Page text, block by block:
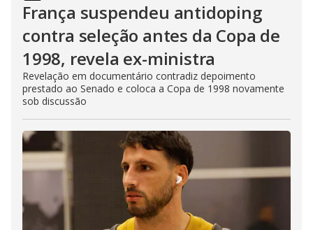
França suspendeu antidoping
contra seleção antes da Copa de
1998, revela ex-ministra
Revelação em documentário contradiz depoimento
prestado ao Senado e coloca a Copa de 1998 novamente
sob discussão